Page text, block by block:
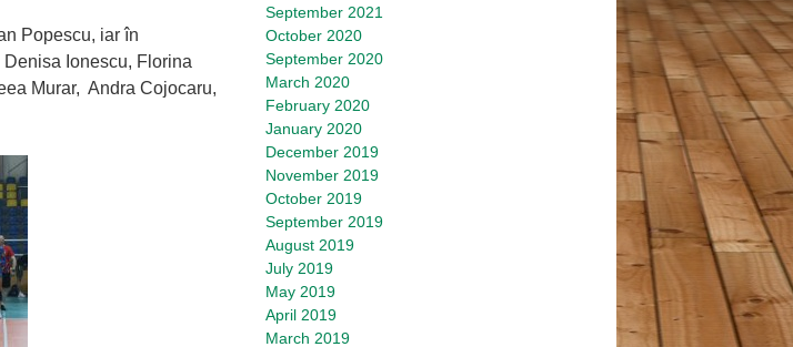
Popescu, iar în
Ionescu, Florina
Murar, Andra Cojocaru,
September 2021
October 2020
September 2020
March 2020
February 2020
January 2020
December 2019
November 2019
October 2019
September 2019
August 2019
July 2019
May 2019
April 2019
March 2019